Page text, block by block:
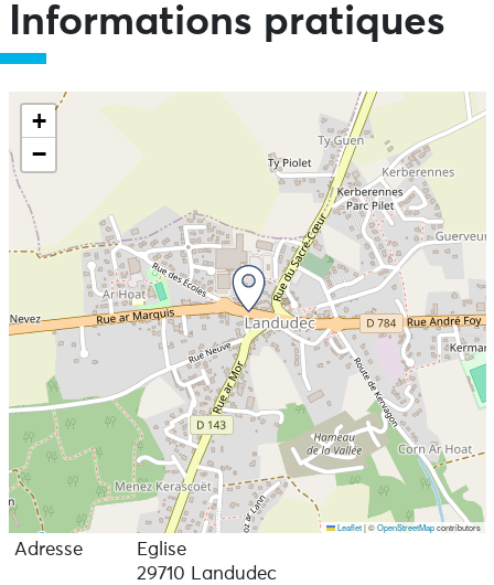
Informations pratiques
+
−
Leaflet |©OpenStreetMapcontributors
Adresse
Eglise
29710 Landudec